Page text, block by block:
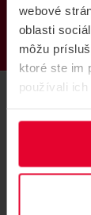
webové
oblasti
môžu
ktoré ste im
používali ich